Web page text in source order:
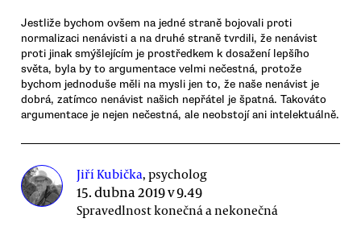
Jestliže bychom ovšem na jedné straně bojovali proti
normalizaci nenávisti a na druhé straně tvrdili, že nenávist
proti jinak smýšlejícím je prostředkem k dosažení lepšího
světa, byla by to argumentace velmi nečestná, protože
bychom jednoduše měli na mysli jen to, že naše nenávist je
dobrá, zatímco nenávist našich nepřátel je špatná. Takováto
argumentace je nejen nečestná, ale neobstojí ani intelektuálně.
Jiří Kubička, psycholog
15. dubna 2019 v 9.49
Spravedlnost konečná a nekonečná